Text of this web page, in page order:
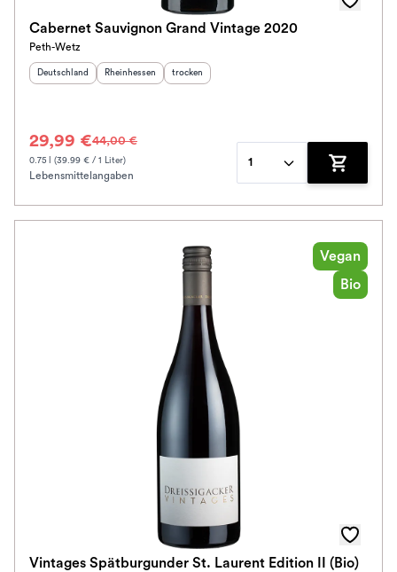
Cabernet Sauvignon Grand Vintage 2020
Peth-Wetz
Herkunftsland
Deutschland Herkunftsregion :
Rheinhessen Geschmack
trocken
29,99 €44,00 €
0.75 l (39.99 € / 1 Liter)
Lebensmittelangaben
1
Zum
Vegan
Bio
Vintages Spätburgunder St. Laurent Edition II (Bio)